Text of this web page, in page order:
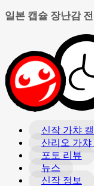
일본 캡슐 장난감
신작 가챠
산리오 가챠
포토 리뷰
뉴스
신작 정보